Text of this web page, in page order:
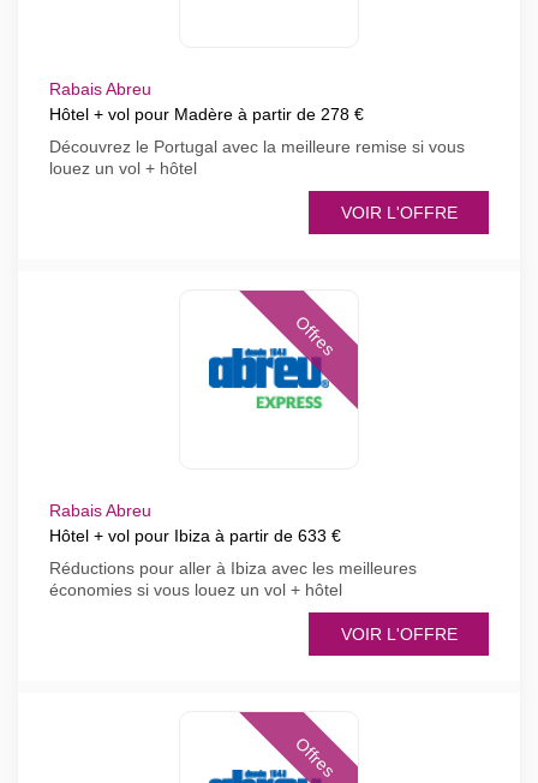
Rabais Abreu
Hôtel + vol pour Madère à partir de 278 €
Découvrez le Portugal avec la meilleure remise si vous
louez un vol + hôtel
VOIR L'OFFRE
Offres
Rabais Abreu
Hôtel + vol pour Ibiza à partir de 633 €
Réductions pour aller à Ibiza avec les meilleures
économies si vous louez un vol + hôtel
VOIR L'OFFRE
Offres